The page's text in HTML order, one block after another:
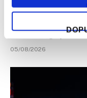
Chase Audige
05/08/2026